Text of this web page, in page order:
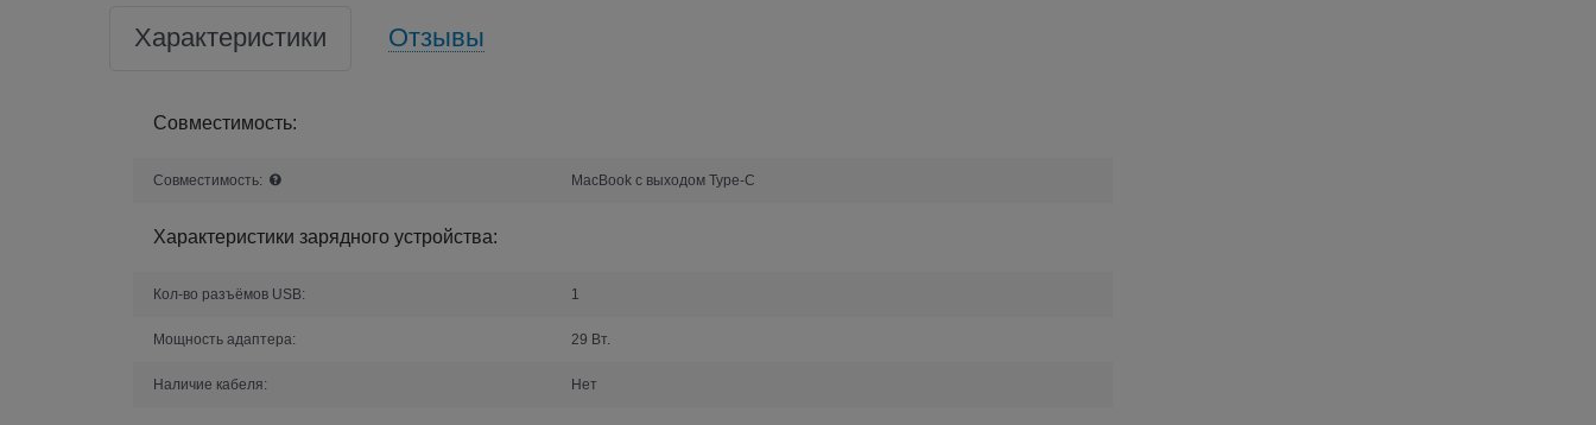
Характеристики Отзывы
Совместимость:
Совместимость: MacBook с выходом Type-C
Характеристики зарядного устройства:
Кол-во разъёмов USB: 1
Мощность адаптера: 29 Вт.
Наличие кабеля: Нет